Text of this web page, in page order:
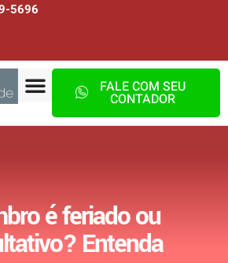
5696
FALE COM SEU
CONTADOR
é feriado ou
Entenda